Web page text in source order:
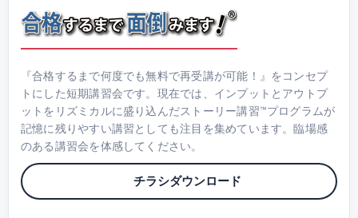
『合格するまで何度でも無料で再受講が可能！』をコンセプ
トにした短期講習会です。現在では、インプットとアウトプ
ットをリズミカルに盛り込んだストーリー講習™プログラムが
記憶に残りやすい講習としても注目を集めています。臨場感
のある講習会を体感してください。
チラシダウンロード